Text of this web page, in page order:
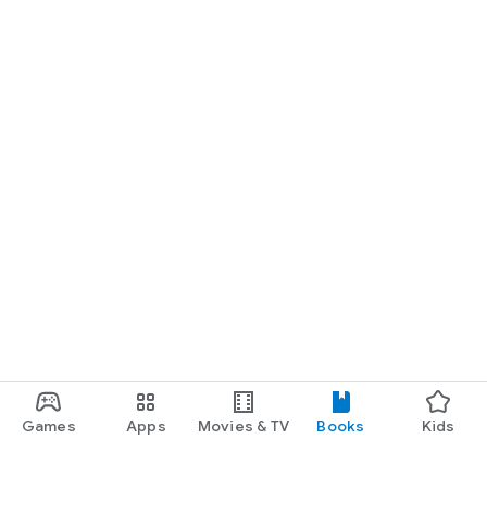
Games Apps Movies & TV Books Kids